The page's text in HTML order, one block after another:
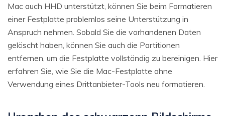
Mac auch HHD unterstützt, können Sie beim Formatieren
einer Festplatte problemlos seine Unterstützung in
Anspruch nehmen. Sobald Sie die vorhandenen Daten
gelöscht haben, können Sie auch die Partitionen
entfernen, um die Festplatte vollständig zu bereinigen. Hier
erfahren Sie, wie Sie die Mac-Festplatte ohne
Verwendung eines Drittanbieter-Tools neu formatieren.